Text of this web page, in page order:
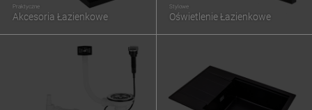
Praktyczne
Akcesoria Łazienkowe
Stylowe
Oświetlenie Łazienkowe